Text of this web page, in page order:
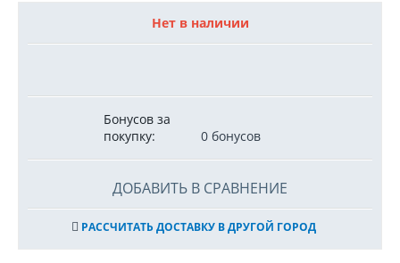
Нет в наличии
Бонусов за
покупку:
0 бонусов
ДОБАВИТЬ В СРАВНЕНИЕ
РАССЧИТАТЬ ДОСТАВКУ В ДРУГОЙ ГОРОД